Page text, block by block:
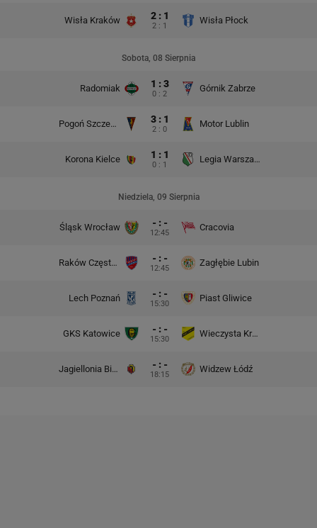
Wisła Kraków 2 : 1
2 : 1
Wisła Płock
Sobota, 08 Sierpnia
Radomiak 1 : 3
0 : 2
Górnik Zabrze
Pogoń Szczecin 3 : 1
2 : 0
Motor Lublin
Korona Kielce 1 : 1
0 : 1
Legia Warszawa
Niedziela, 09 Sierpnia
Śląsk Wrocław - : -
12:45
Cracovia
Raków Częstochowa - : -
12:45
Zagłębie Lubin
Lech Poznań - : -
15:30
Piast Gliwice
GKS Katowice - : -
15:30
Wieczysta Kraków
Jagiellonia Białystok - : -
18:15
Widzew Łódź